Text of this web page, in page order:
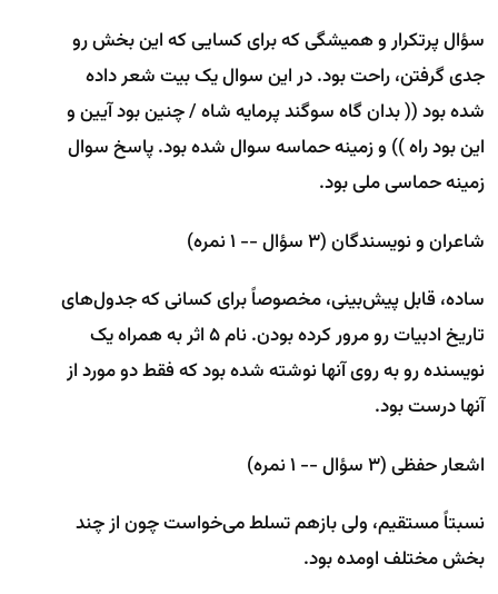
سؤال پرتکرار و همیشگی که برای کسایی که این بخش رو
جدی گرفتن، راحت بود. در این سوال یک بیت شعر داده
شده بود (( بدان گاه سوگند پرمایه شاه / چنین بود آیین و
این بود راه )) و زمینه حماسه سوال شده بود. پاسخ سوال
زمینه حماسی ملی بود.
شاعران و نویسندگان (۳ سؤال -- ۱ نمره)
ساده، قابل پیش‌بینی، مخصوصاً برای کسانی که جدول‌های
تاریخ ادبیات رو مرور کرده بودن. نام 5 اثر به همراه یک
نویسنده رو به روی آنها نوشته شده بود که فقط دو مورد از
آنها درست بود.
اشعار حفظی (۳ سؤال -- ۱ نمره)
نسبتاً مستقیم، ولی بازهم تسلط می‌خواست چون از چند
بخش مختلف اومده بود.